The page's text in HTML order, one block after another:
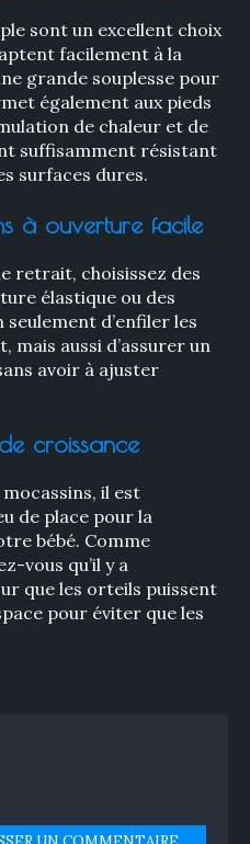
sont un excellent choix
facilement à la
grande souplesse pour
également aux pieds
de chaleur et de
suffisamment résistant
surfaces dures.
à ouverture facile
retrait, choisissez des
élastique ou des
d’enfiler les
mais aussi d’assurer un
avoir à ajuster
croissance
il est
de place pour la
bébé. Comme
vous qu’il y a
que les orteils puissent
pour éviter que les